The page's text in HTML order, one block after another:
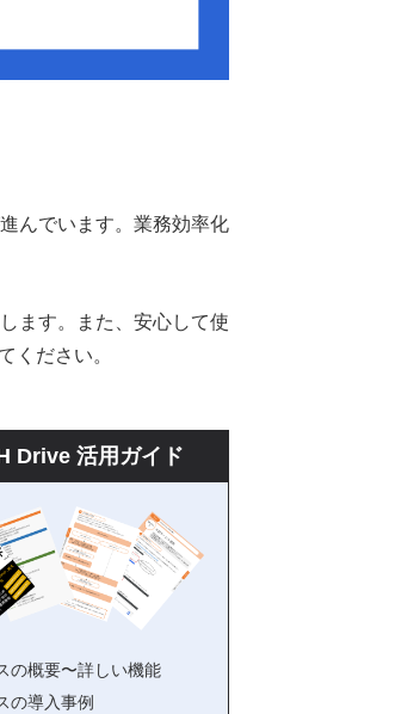
んでいます。業務効率化
ます。また、安心して使
ください。
Drive 活用ガイド
の概要〜詳しい機能
の導入事例